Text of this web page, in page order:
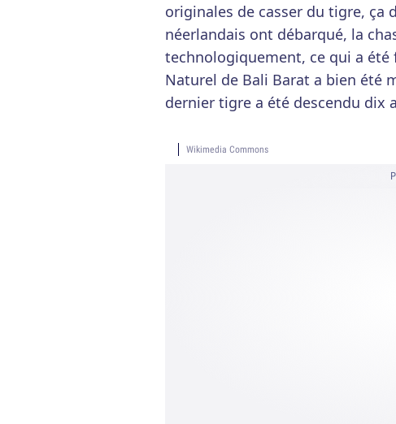
originales de casser du tigre, ça
néerlandais ont débarqué, la
technologiquement, ce qui a été
Naturel de Bali Barat a bien été
dernier tigre a été descendu dix
Wikimedia Commons